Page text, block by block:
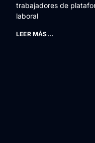
trabajadores de
laboral
LEER MÁS...